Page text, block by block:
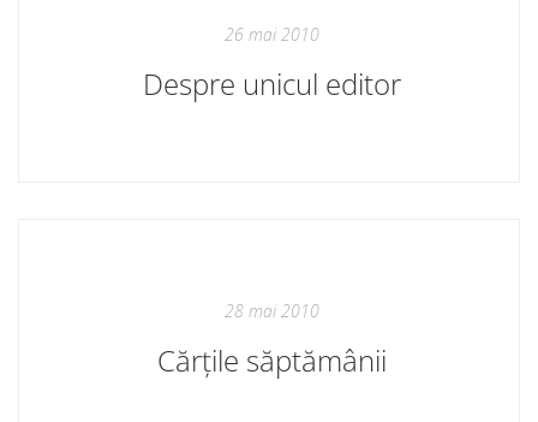
26 mai 2010
Despre unicul editor
28 mai 2010
Cărțile săptămânii